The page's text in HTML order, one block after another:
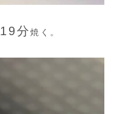
19分焼く。